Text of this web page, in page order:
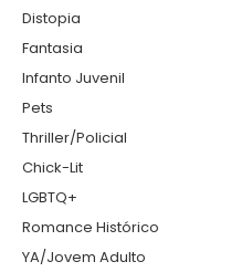
Distopia
Fantasia
Infanto Juvenil
Pets
Thriller/Policial
Chick-Lit
LGBTQ+
Romance Histórico
YA/Jovem Adulto